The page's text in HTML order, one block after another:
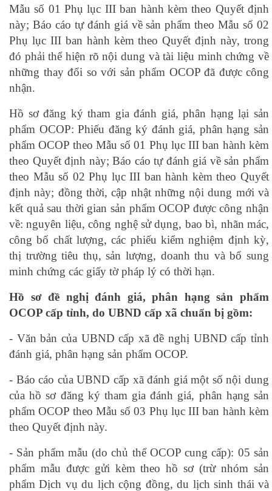
Mẫu số 01 Phụ lục III ban hành kèm theo Quyết định
này; Báo cáo tự đánh giá về sản phẩm theo Mẫu số 02
Phụ lục III ban hành kèm theo Quyết định này, trong
đó phải thể hiện rõ nội dung và tài liệu minh chứng về
những thay đổi so với sản phẩm OCOP đã được công
nhận.
Hồ sơ đăng ký tham gia đánh giá, phân hạng lại sản
phẩm OCOP: Phiếu đăng ký đánh giá, phân hạng sản
phẩm OCOP theo Mẫu số 01 Phụ lục III ban hành kèm
theo Quyết định này; Báo cáo tự đánh giá về sản phẩm
theo Mẫu số 02 Phụ lục III ban hành kèm theo Quyết
định này; đồng thời, cập nhật những nội dung mới và
kết quả sau thời gian sản phẩm OCOP được công nhận
về: nguyên liệu, công nghệ sử dụng, bao bì, nhãn mác,
công bố chất lượng, các phiếu kiểm nghiệm định kỳ,
thị trường tiêu thụ, sản lượng, doanh thu và bổ sung
minh chứng các giấy tờ pháp lý có thời hạn.
Hồ sơ đề nghị đánh giá, phân hạng sản phẩm
OCOP cấp tỉnh, do UBND cấp xã chuẩn bị gồm:
- Văn bản của UBND cấp xã đề nghị UBND cấp tỉnh
đánh giá, phân hạng sản phẩm OCOP.
- Báo cáo của UBND cấp xã đánh giá một số nội dung
của hồ sơ đăng ký tham gia đánh giá, phân hạng sản
phẩm OCOP theo Mẫu số 03 Phụ lục III ban hành kèm
theo Quyết định này.
- Sản phẩm mẫu (do chủ thể OCOP cung cấp): 05 sản
phẩm mẫu được gửi kèm theo hồ sơ (trừ nhóm sản
phẩm Dịch vụ du lịch cộng đồng, du lịch sinh thái và